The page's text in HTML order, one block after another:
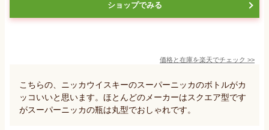
ショップでみる
価格と在庫を楽天でチェック >>
こちらの、ニッカウイスキーのスーパーニッカのボトルがカ
ッコいいと思います。ほとんどのメーカーはスクエア型です
がスーパーニッカの瓶は丸型でおしゃれです。